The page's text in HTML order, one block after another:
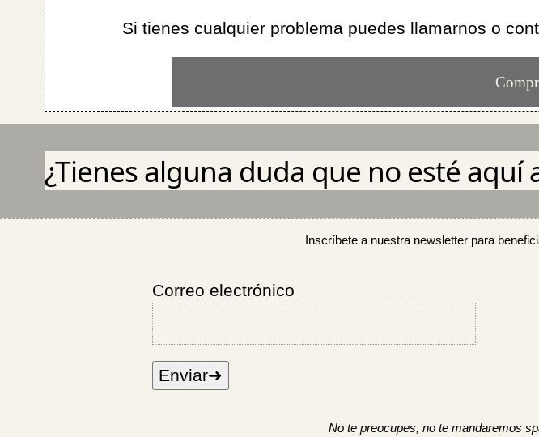
Si tienes cualquier problema puedes llamarnos o
¿Tienes alguna duda que no esté aquí
Inscríbete a nuestra newsletter para
Correo electrónico
No te preocupes, no te mandaremos